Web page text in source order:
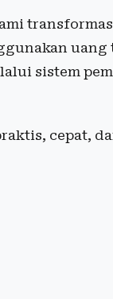
sistem
cepat,